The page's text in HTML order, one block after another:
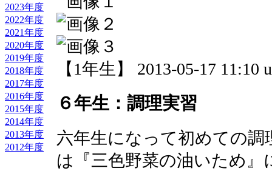
2023年度
2022年度
2021年度
2020年度
2019年度
2018年度
2017年度
2016年度
2015年度
2014年度
2013年度
2012年度
【1年生】 2013-05-17 11:10
６年生：調理実習
六年生になって初めての
は『三色野菜の油いため』